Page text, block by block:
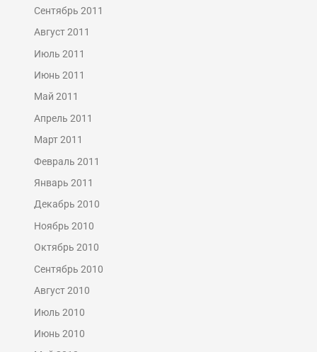
Сентябрь 2011
Август 2011
Июль 2011
Июнь 2011
Май 2011
Апрель 2011
Март 2011
Февраль 2011
Январь 2011
Декабрь 2010
Ноябрь 2010
Октябрь 2010
Сентябрь 2010
Август 2010
Июль 2010
Июнь 2010